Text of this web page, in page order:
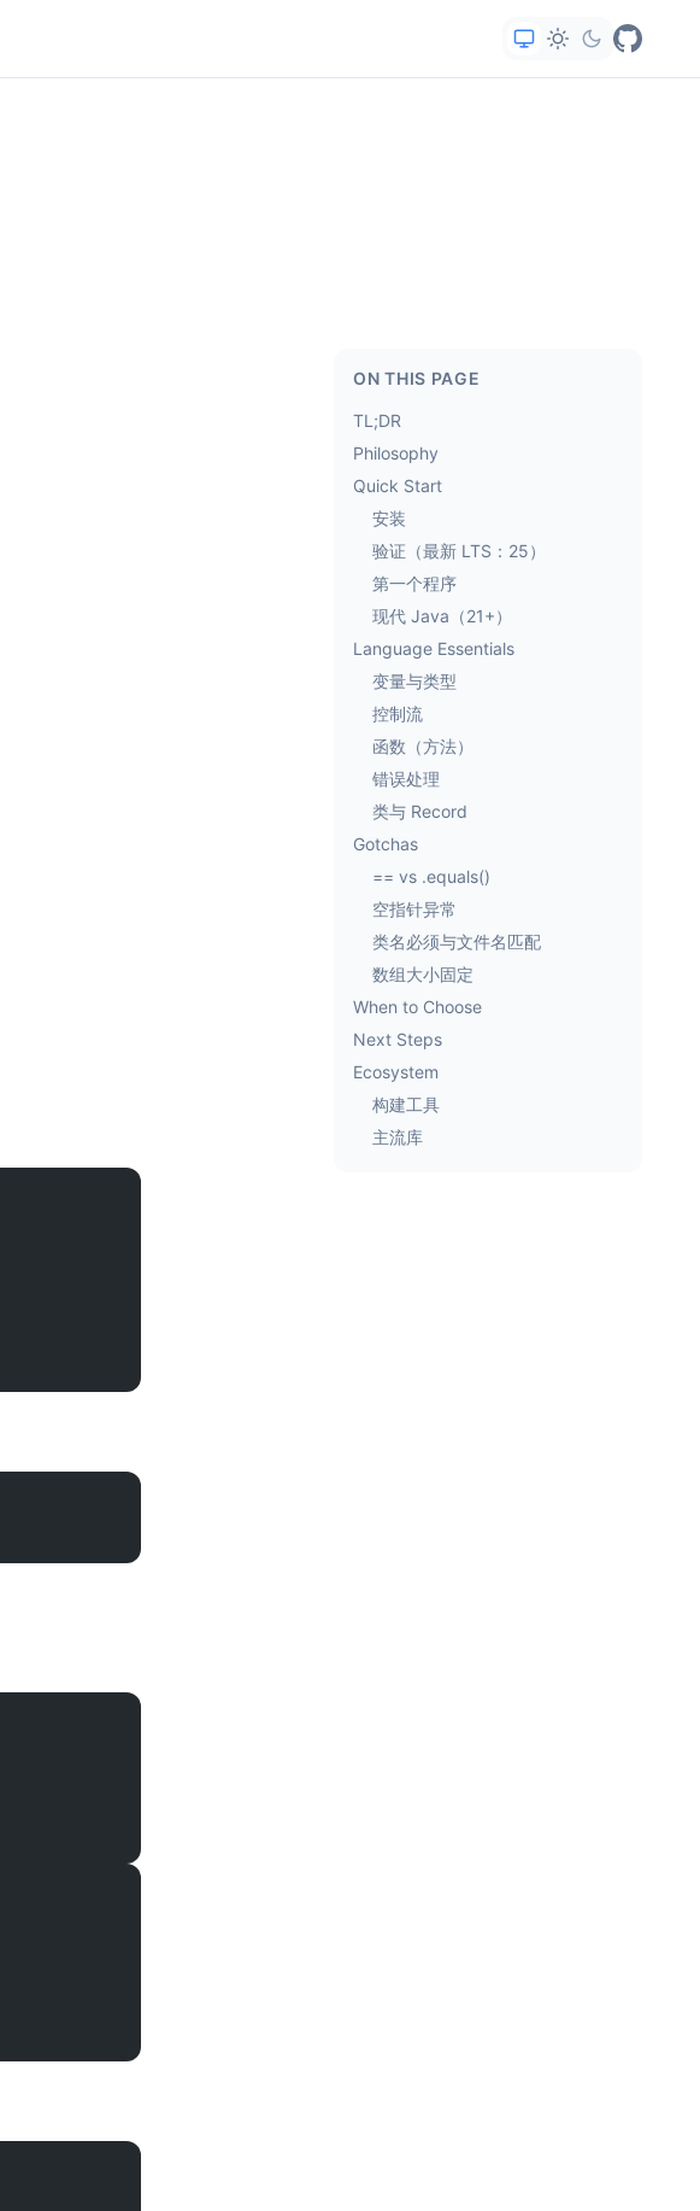
ON THIS PAGE
TL;DR
Philosophy
Quick Start
安装
验证（最新 LTS：25）
第一个程序
现代 Java（21+）
Language Essentials
变量与类型
控制流
函数（方法）
错误处理
类与 Record
Gotchas
== vs .equals()
空指针异常
类名必须与文件名匹配
数组大小固定
When to Choose
Next Steps
Ecosystem
构建工具
主流库